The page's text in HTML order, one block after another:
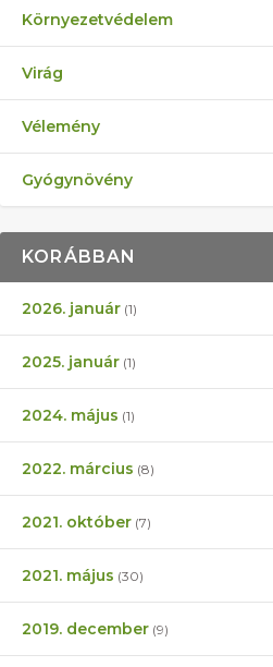
Környezetvédelem
Virág
Vélemény
Gyógynövény
KORÁBBAN
2026. január (1)
2025. január (1)
2024. május (1)
2022. március (8)
2021. október (7)
2021. május (30)
2019. december (9)